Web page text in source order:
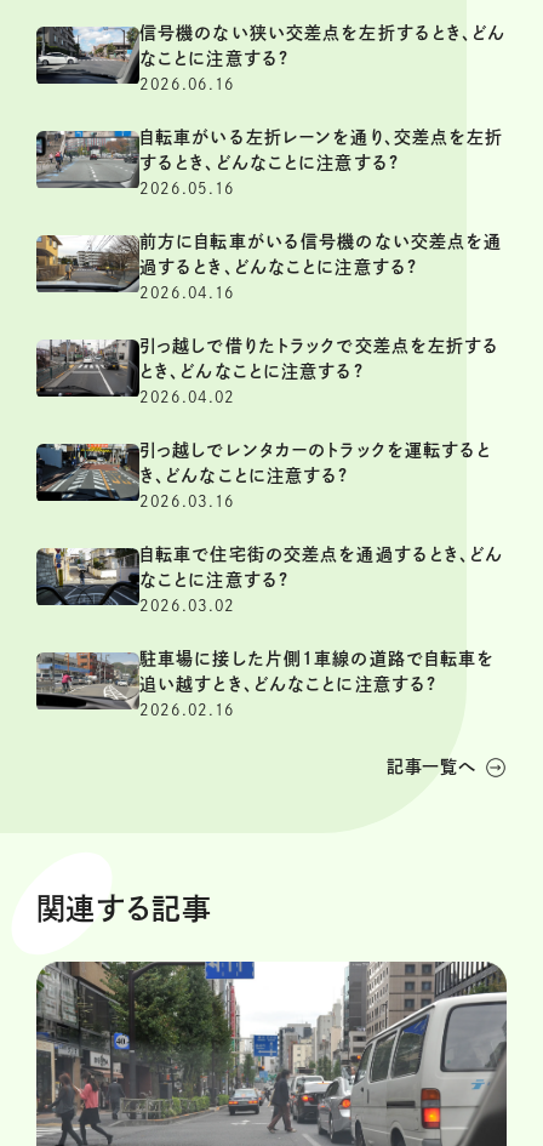
信号機のない狭い交差点を左折するとき、どん
なことに注意する?
2026.06.16
自転車がいる左折レーンを通り、交差点を左折
するとき、どんなことに注意する?
2026.05.16
前方に自転車がいる信号機のない交差点を通
過するとき、どんなことに注意する?
2026.04.16
引っ越しで借りたトラックで交差点を左折する
とき、どんなことに注意する?
2026.04.02
引っ越しでレンタカーのトラックを運転すると
き、どんなことに注意する?
2026.03.16
自転車で住宅街の交差点を通過するとき、どん
なことに注意する?
2026.03.02
駐車場に接した片側1車線の道路で自転車を
追い越すとき、どんなことに注意する?
2026.02.16
記事一覧へ
関連する記事